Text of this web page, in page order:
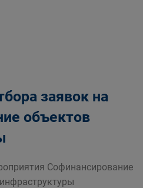
заявок на
объектов
Софинансирование